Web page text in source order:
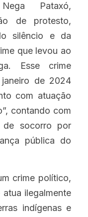
Pataxó,
de protesto,
silêncio e da
que levou ao
Esse crime
de 2024
com atuação
contando com
de socorro por
pública do
crime político,
ilegalmente
indígenas e